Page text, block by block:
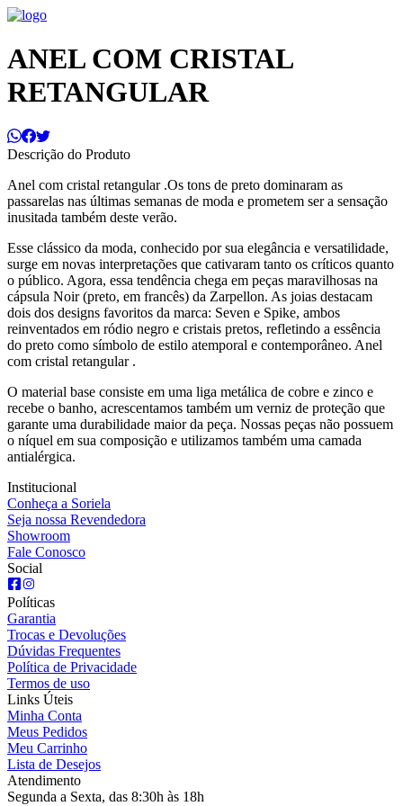
ANEL COM CRISTAL
RETANGULAR
Descrição do Produto
Anel com cristal retangular .Os tons de preto dominaram as
passarelas nas últimas semanas de moda e prometem ser a sensação
inusitada também deste verão.
Esse clássico da moda, conhecido por sua elegância e versatilidade,
surge em novas interpretações que cativaram tanto os críticos quanto
o público. Agora, essa tendência chega em peças maravilhosas na
cápsula Noir (preto, em francês) da Zarpellon. As joias destacam
dois dos designs favoritos da marca: Seven e Spike, ambos
reinventados em ródio negro e cristais pretos, refletindo a essência
do preto como símbolo de estilo atemporal e contemporâneo. Anel
com cristal retangular .
O material base consiste em uma liga metálica de cobre e zinco e
recebe o banho, acrescentamos também um verniz de proteção que
garante uma durabilidade maior da peça. Nossas peças não possuem
o níquel em sua composição e utilizamos também uma camada
antialérgica.
Institucional
Conheça a Soriela
Seja nossa Revendedora
Showroom
Fale Conosco
Social
Políticas
Garantia
Trocas e Devoluções
Dúvidas Frequentes
Política de Privacidade
Termos de uso
Links Úteis
Minha Conta
Meus Pedidos
Meu Carrinho
Lista de Desejos
Atendimento
Segunda a Sexta, das 8:30h às 18h